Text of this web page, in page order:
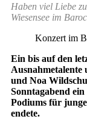
Haben viel Liebe
Wiesensee im
Konzert im
Ein bis auf den
Ausnahmetalente
und Noa
Sonntagabend
Podiums für
endete.